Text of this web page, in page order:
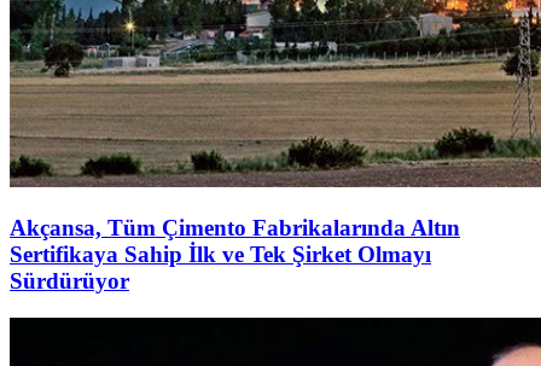
Akçansa, Tüm Çimento Fabrikalarında Altın
Sertifikaya Sahip İlk ve Tek Şirket Olmayı
Sürdürüyor